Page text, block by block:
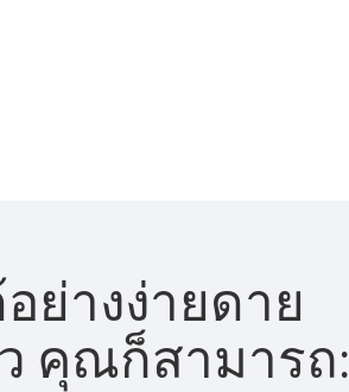
ย่างง่ายดาย
คุณก็สามารถ: